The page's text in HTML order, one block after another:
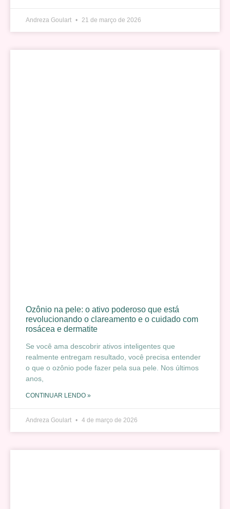
Andreza Goulart 21 de março de 2026
Ozônio na pele: o ativo poderoso que está
revolucionando o clareamento e o cuidado com
rosácea e dermatite
Se você ama descobrir ativos inteligentes que
realmente entregam resultado, você precisa entender
o que o ozônio pode fazer pela sua pele. Nos últimos
anos,
CONTINUAR LENDO »
Andreza Goulart 4 de março de 2026